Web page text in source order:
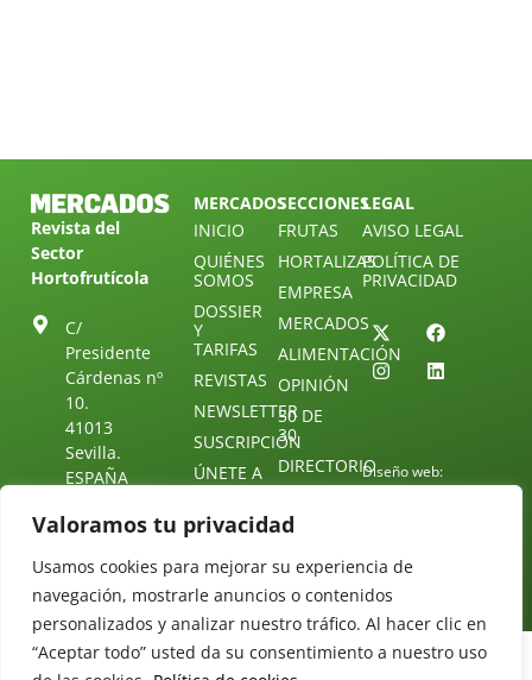
Valoramos tu privacidad
Usamos cookies para mejorar su experiencia de
navegación, mostrarle anuncios o contenidos
personalizados y analizar nuestro tráfico. Al hacer clic en
“Aceptar todo” usted da su consentimiento a nuestro uso
Revista del
Sector
Hortofrutícola
C/
Presidente
Cárdenas nº
10.
41013
Sevilla.
ESPAÑA
25 88 51
redaccion@revistamercados.com
MERCADOS
INICIO
QUIÉNES
SOMOS
DOSSIER
Y
TARIFAS
REVISTAS
NEWSLETTER
SUSCRIPCIÓN
ÚNETE A
NUESTRO
SECCIONES
FRUTAS
HORTALIZAS
EMPRESA
MERCADOS
ALIMENTACIÓN
OPINIÓN
30 DE
30
DIRECTORIO
LEGAL
AVISO LEGAL
POLÍTICA DE
PRIVACIDAD
Diseño web: